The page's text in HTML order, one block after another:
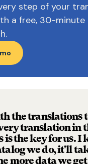
step of your
a free, 30-
the translations
translation in
is the key for us. I
we do, it'll
more data we